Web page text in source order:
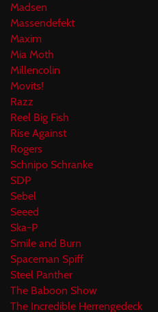
Madsen
Massendefekt
Maxim
Mia Moth
Millencolin
Movits!
Razz
Reel Big Fish
Rise Against
Rogers
Schnipo Schranke
SDP
Sebel
Seeed
Ska-P
Smile and Burn
Spaceman Spiff
Steel Panther
The Baboon Show
The Incredible Herrengedeck